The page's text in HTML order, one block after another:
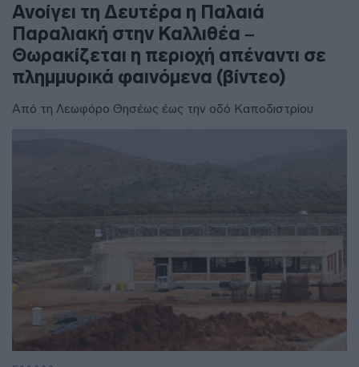
Ανοίγει τη Δευτέρα η Παλαιά
Παραλιακή στην Καλλιθέα –
Θωρακίζεται η περιοχή απέναντι σε
πλημμυρικά φαινόμενα (βίντεο)
Από τη Λεωφόρο Θησέως έως την οδό Καποδιστρίου